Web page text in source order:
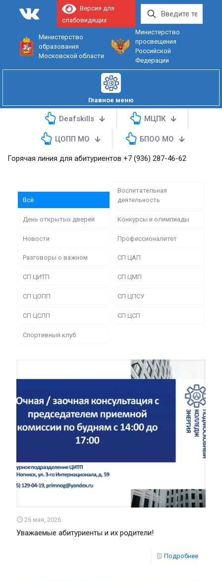
Министерство
образования
Московской области
Министерство
просвещения
Российской
Федерации
Версия для
слабовидящих
Главное меню
Deafskills МЦПК
ЦОПП МО БПОО МО
линия для абитуриентов+7 (936) 287-46-62
Всё
Воспитательная
деятельность
День открытых дверей Конкурсы и олимпиады
Новости Профессионалитет
Разговоры о важном СП ЦАП
СП ЦИТП СП ЦМП
СП ЦОПП СП ЦПСУ
СП ЦСЛП СП ЦСП
Спортивный клуб
26 мая, 2026
Уважаемые абитуриенты и их родители!
Подробнее